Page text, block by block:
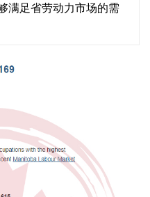
满足省劳动力市场的需